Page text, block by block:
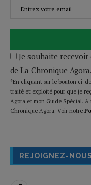
Je souhaite
de La Chronique Agora.
*En cliquant sur le bouton ci-
traité et exploité pour que je
Agora et mon Guide Spécial.
Chronique Agora. Voir notre
REJOIGNEZ-NOUS